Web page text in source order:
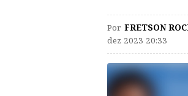
Por FRETSON
dez 2023 20:33